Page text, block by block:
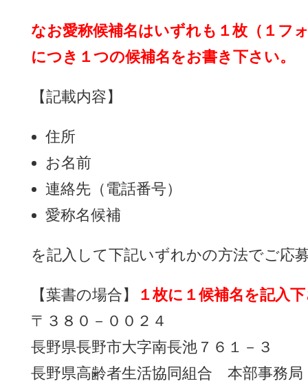
なお愛称候補名はいずれも１枚（１フ
につき１つの候補名をお書き下さい。
【記載内容】
住所
お名前
連絡先（電話番号）
愛称名候補
を記入して下記いずれかの方法でご応
【葉書の場合】
１枚に１候補名を記入
〒３８０－００２４
長野県長野市大字南長池７６１－３
長野県高齢者生活協同組合 本部事務局